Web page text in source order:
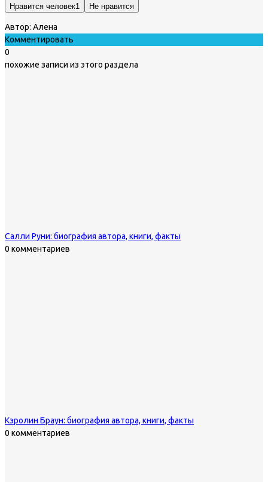
Нравится человек1 Не нравится
Автор: Алена
Комментировать
0
похожие записи из этого раздела
Салли Руни: биография автора, книги, факты
0 комментариев
Кэролин Браун: биография автора, книги, факты
0 комментариев